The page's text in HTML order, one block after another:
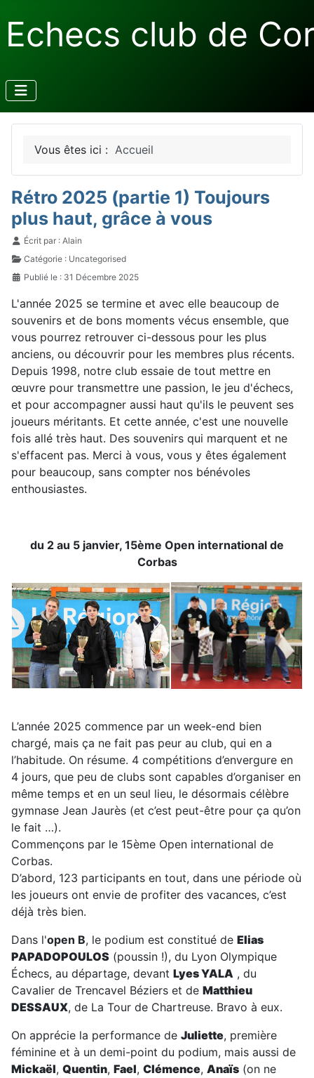
Echecs club de
Vous êtes ici : Accueil
Rétro 2025 (partie 1) Toujours
plus haut, grâce à vous
Détails
Écrit par : Alain
Catégorie : Uncategorised
Publié le : 31 Décembre 2025
L'année 2025 se termine et avec elle beaucoup de
souvenirs et de bons moments vécus ensemble, que
vous pourrez retrouver ci-dessous pour les plus
anciens, ou découvrir pour les membres plus récents.
Depuis 1998, notre club essaie de tout mettre en
œuvre pour transmettre une passion, le jeu d'échecs,
et pour accompagner aussi haut qu'ils le peuvent ses
joueurs méritants. Et cette année, c'est une nouvelle
fois allé très haut. Des souvenirs qui marquent et ne
s'effacent pas. Merci à vous, vous y êtes également
pour beaucoup, sans compter nos bénévoles
enthousiastes.
du 2 au 5 janvier, 15ème Open international de
Corbas
L’année 2025 commence par un week-end bien
chargé, mais ça ne fait pas peur au club, qui en a
l’habitude. On résume. 4 compétitions d’envergure en
4 jours, que peu de clubs sont capables d’organiser en
même temps et en un seul lieu, le désormais célèbre
gymnase Jean Jaurès (et c’est peut-être pour ça qu’on
le fait …).
Commençons par le 15ème Open international de
Corbas.
D’abord, 123 participants en tout, dans une période où
les joueurs ont envie de profiter des vacances, c’est
déjà très bien.
Dans l'open B, le podium est constitué de Elias
PAPADOPOULOS (poussin !), du Lyon Olympique
Échecs, au départage, devant Lyes YALA , du
Cavalier de Trencavel Béziers et de Matthieu
DESSAUX, de La Tour de Chartreuse. Bravo à eux.
On apprécie la performance de Juliette, première
féminine et à un demi-point du podium, mais aussi de
Mickaël, Quentin, Fael, Clémence, Anaïs (on ne